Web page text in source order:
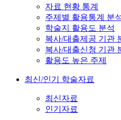
자료 현황 통계
주제별 활용통계 분
학술지 활용도 분석
복사/대출제공 기관
복사/대출신청 기관
활용도 높은 주제
최신/인기 학술자료
최신자료
인기자료